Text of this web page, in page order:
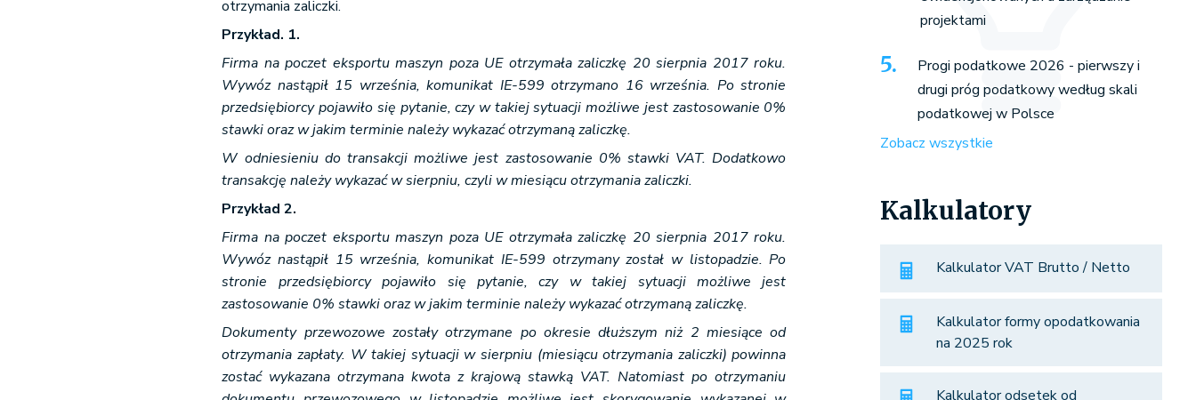
otrzymania zaliczki.
Przykład. 1.
Firma na poczet eksportu maszyn poza UE otrzymała zaliczkę 20 sierpnia 2017 roku.
Wywóz nastąpił 15 września, komunikat IE-599 otrzymano 16 września. Po stronie
przedsiębiorcy pojawiło się pytanie, czy w takiej sytuacji możliwe jest zastosowanie 0%
stawki oraz w jakim terminie należy wykazać otrzymaną zaliczkę.
W odniesieniu do transakcji możliwe jest zastosowanie 0% stawki VAT. Dodatkowo
transakcję należy wykazać w sierpniu, czyli w miesiącu otrzymania zaliczki.
Przykład 2.
Firma na poczet eksportu maszyn poza UE otrzymała zaliczkę 20 sierpnia 2017 roku.
Wywóz nastąpił 15 września, komunikat IE-599 otrzymany został w listopadzie. Po
stronie przedsiębiorcy pojawiło się pytanie, czy w takiej sytuacji możliwe jest
zastosowanie 0% stawki oraz w jakim terminie należy wykazać otrzymaną zaliczkę.
Dokumenty przewozowe zostały otrzymane po okresie dłuższym niż 2 miesiące od
otrzymania zapłaty. W takiej sytuacji w sierpniu (miesiącu otrzymania zaliczki) powinna
zostać wykazana otrzymana kwota z krajową stawką VAT. Natomiast po otrzymaniu
projektami
Progi podatkowe 2026 - pierwszy i
drugi próg podatkowy według skali
podatkowej w Polsce
Zobacz wszystkie
Kalkulatory
Kalkulator VAT Brutto / Netto
Kalkulator formy opodatkowania
na 2025 rok
Kalkulator odsetek od